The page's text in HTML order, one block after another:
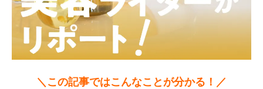
＼この記事ではこんなことが分かる！／